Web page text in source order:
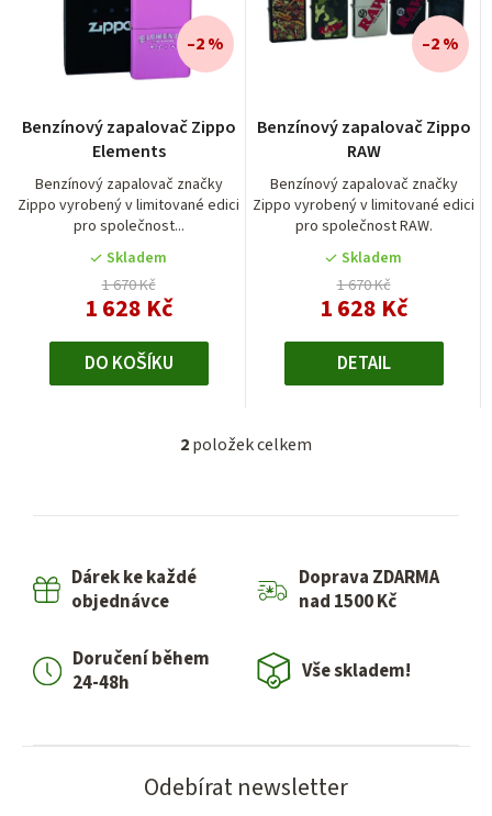
u
Benzínový zapalovač Zippo
Elements
Benzínový zapalovač značky
Zippo vyrobený v limitované edici
pro společnost...
Skladem
1 670 Kč
1 628 Kč
–2 %
DO KOŠÍKU
Benzínový zapalovač Zippo
RAW
Benzínový zapalovač značky
Zippo vyrobený v limitované edici
pro společnost RAW.
Skladem
1 670 Kč
1 628 Kč
–2 %
DETAIL
O
l
k
v
2položek celkem
Dárek ke každé
objednávce
Doprava ZDARMA
nad 1500 Kč
Doručení během
24-48h
Vše skladem!
Odebírat newsletter